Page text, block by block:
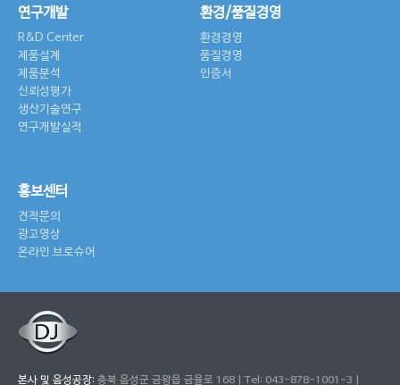
연구개발
R&D Center
제품설계
제품분석
신뢰성평가
생산기술연구
연구개발실적
환경/품질경영
환경경영
품질경영
인증서
홍보센터
견적문의
광고영상
온라인 브로슈어
본사 및 음성공장: 충북 음성군 금왕읍 금율로 168 | Tel: 043-878-1001~3 |